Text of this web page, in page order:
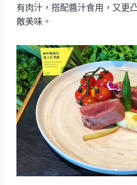
有肉汁，搭配醬汁食用，又更
敵美味。